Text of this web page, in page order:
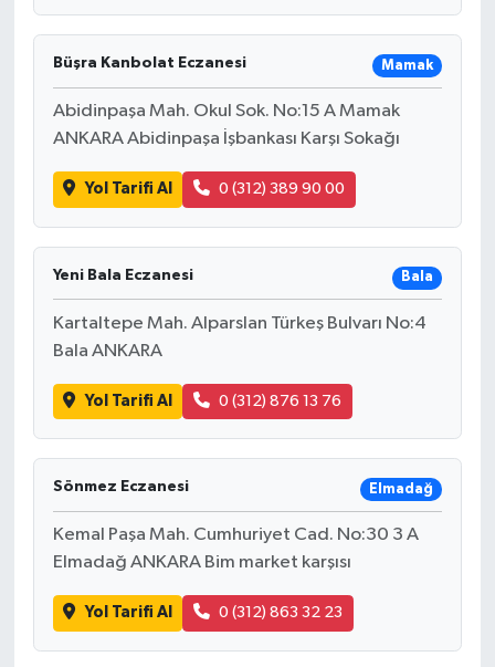
Büşra Kanbolat Eczanesi Mamak
Abidinpaşa Mah. Okul Sok. No:15 A Mamak
ANKARA Abidinpaşa İşbankası Karşı Sokağı
Yol Tarifi Al 0 (312) 389 90 00
Yeni Bala Eczanesi Bala
Kartaltepe Mah. Alparslan Türkeş Bulvarı No:4
Bala ANKARA
Yol Tarifi Al 0 (312) 876 13 76
Sönmez Eczanesi Elmadağ
Kemal Paşa Mah. Cumhuriyet Cad. No:30 3 A
Elmadağ ANKARA Bim market karşısı
Yol Tarifi Al 0 (312) 863 32 23